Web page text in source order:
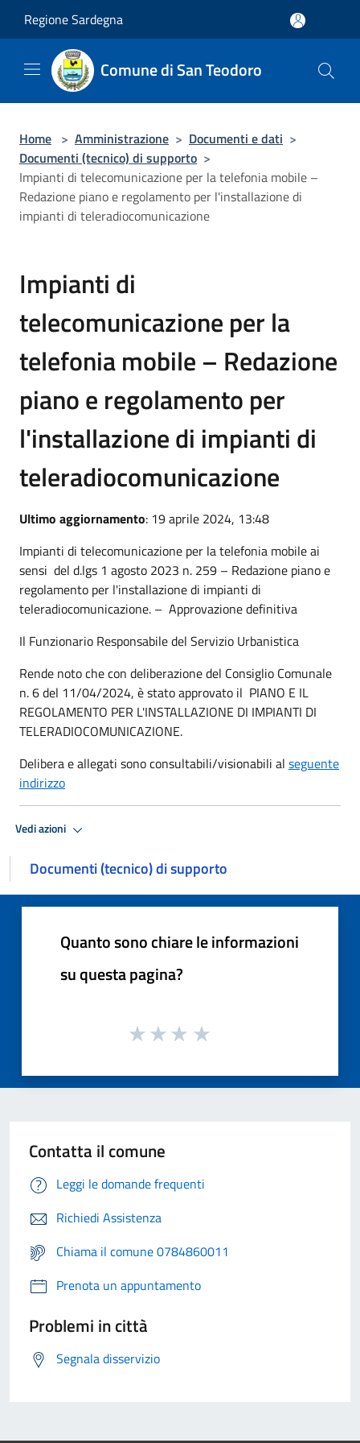
Regione Sardegna
Comune di San Teodoro
Home > Amministrazione > Documenti e dati >
Documenti (tecnico) di supporto >
Impianti di telecomunicazione per la telefonia mobile –
Redazione piano e regolamento per l'installazione di
impianti di teleradiocomunicazione
Impianti di
telecomunicazione per la
telefonia mobile – Redazione
piano e regolamento per
l'installazione di impianti di
teleradiocomunicazione
Ultimo aggiornamento: 19 aprile 2024, 13:48
Impianti di telecomunicazione per la telefonia mobile ai
sensi del d.lgs 1 agosto 2023 n. 259 – Redazione piano e
regolamento per l'installazione di impianti di
teleradiocomunicazione. – Approvazione definitiva
Il Funzionario Responsabile del Servizio Urbanistica
Rende noto che con deliberazione del Consiglio Comunale
n. 6 del 11/04/2024, è stato approvato il PIANO E IL
REGOLAMENTO PER L'INSTALLAZIONE DI IMPIANTI DI
TELERADIOCOMUNICAZIONE.
Delibera e allegati sono consultabili/visionabili al seguente
indirizzo
Vedi azioni
Documenti (tecnico) di supporto
Quanto sono chiare le informazioni
su questa pagina?
Contatta il comune
Leggi le domande frequenti
Richiedi Assistenza
Chiama il comune 0784860011
Prenota un appuntamento
Problemi in città
Segnala disservizio